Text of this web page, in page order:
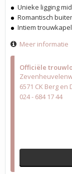
Officiële
6571 CK Berg en
024 - 684 17 44
Unieke ligging
Romantisch
Intiem trouwkapel
Meer informatie